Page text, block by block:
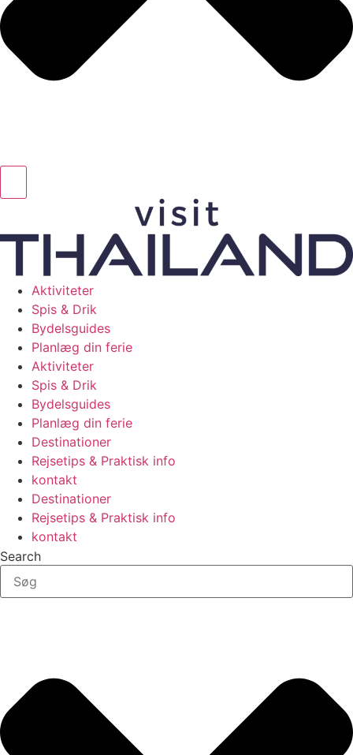
Aktiviteter
Spis & Drik
Bydelsguides
Planlæg din ferie
Aktiviteter
Spis & Drik
Bydelsguides
Planlæg din ferie
Destinationer
Rejsetips & Praktisk info
kontakt
Destinationer
Rejsetips & Praktisk info
kontakt
Search